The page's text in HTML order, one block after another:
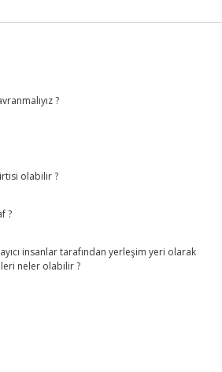
?
olabilir ?
?
insanlar tarafından yerleşim yeri olarak
neler olabilir ?